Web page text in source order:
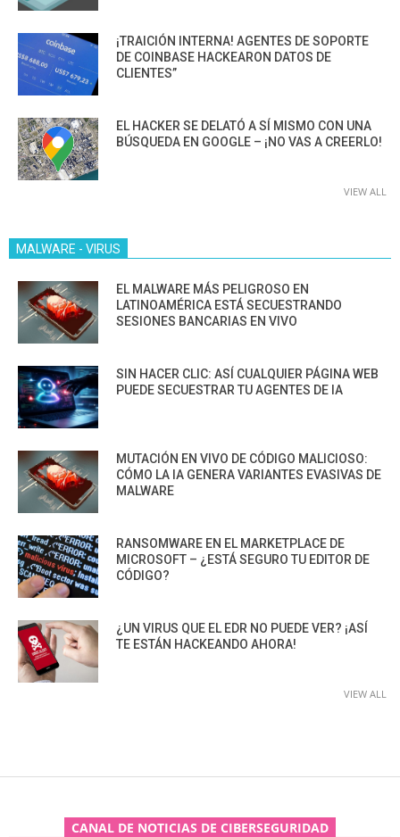
¡TRAICIÓN INTERNA! AGENTES DE SOPORTE
DE COINBASE HACKEARON DATOS DE
CLIENTES”
EL HACKER SE DELATÓ A SÍ MISMO CON UNA
BÚSQUEDA EN GOOGLE – ¡NO VAS A CREERLO!
VIEW ALL
MALWARE - VIRUS
EL MALWARE MÁS PELIGROSO EN
LATINOAMÉRICA ESTÁ SECUESTRANDO
SESIONES BANCARIAS EN VIVO
SIN HACER CLIC: ASÍ CUALQUIER PÁGINA WEB
PUEDE SECUESTRAR TU AGENTES DE IA
MUTACIÓN EN VIVO DE CÓDIGO MALICIOSO:
CÓMO LA IA GENERA VARIANTES EVASIVAS DE
MALWARE
RANSOMWARE EN EL MARKETPLACE DE
MICROSOFT – ¿ESTÁ SEGURO TU EDITOR DE
CÓDIGO?
¿UN VIRUS QUE EL EDR NO PUEDE VER? ¡ASÍ
TE ESTÁN HACKEANDO AHORA!
VIEW ALL
CANAL DE NOTICIAS DE CIBERSEGURIDAD